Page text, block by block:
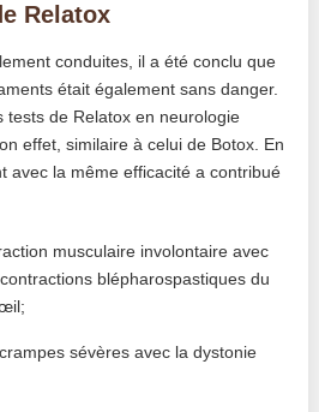
Relatox
conduites, il a été conclu que
était également sans danger.
tests de Relatox en neurologie
effet, similaire à celui de Botox. En
avec la même efficacité a contribué
musculaire involontaire avec
blépharospastiques du
sévères avec la dystonie